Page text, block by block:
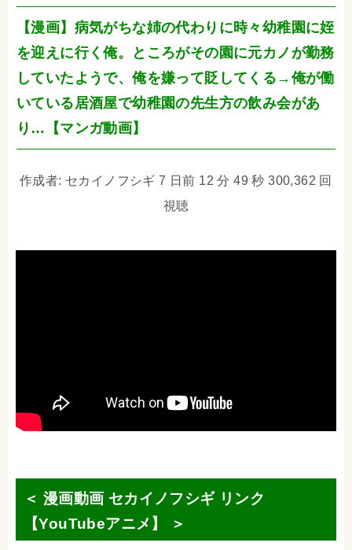
【漫画】病気がちな姉の代わりに時々幼稚園に姪
を迎えに行く俺。ところがその園に元カノが勤務
していたようで、俺を嫌って貶してくる→俺が働
いている居酒屋で幼稚園の先生方の飲み会があ
り…【マンガ動画】
作成者: セカイノフシギ 7 日前 12 分 49 秒 300,362 回
視聴
＜ 漫画動画 セカイノフシギ リンク
【YouTubeアニメ】 ＞